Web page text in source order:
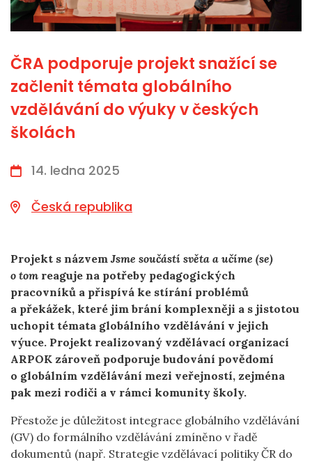
ČRA podporuje projekt snažící se
začlenit témata globálního
vzdělávání do výuky v českých
školách
14. ledna 2025
Česká republika
Projekt s názvemJsme součástí světa a učíme (se)
o tom reaguje na potřeby pedagogických
pracovníků a přispívá ke stírání problémů
a překážek, které jim brání komplexněji a s jistotou
uchopit témata globálního vzdělávání v jejich
výuce. Projekt realizovaný vzdělávací organizací
ARPOK zároveň podporuje budování povědomí
o globálním vzdělávání mezi veřejností, zejména
pak mezi rodiči a v rámci komunity školy.
Přestože je důležitost integrace globálního vzdělávání
(GV) do formálního vzdělávání zmíněno v řadě
dokumentů (např. Strategie vzdělávací politiky ČR do